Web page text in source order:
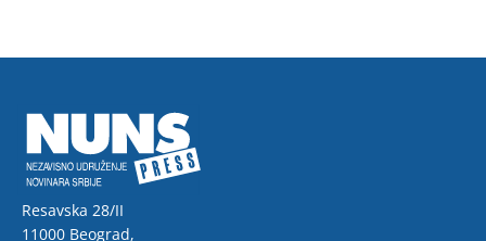
Resavska 28/II
11000 Beograd,